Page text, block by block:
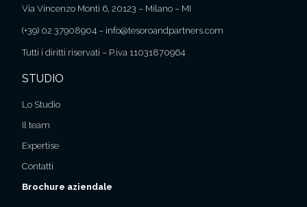
Via Vincenzo Monti 6, 20123 – Milano – MI
(+39) 02 37908904 – info@tesoroandpartners.com
Tutti i diritti riservati – P.iva 11031870964
STUDIO
Lo Studio
Il team
Expertise
Contatti
Brochure aziendale